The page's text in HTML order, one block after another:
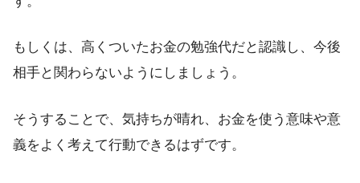
もしくは、高くついたお金の勉強代だと認識し、今後
相手と関わらないようにしましょう。
そうすることで、気持ちが晴れ、お金を使う意味や意
義をよく考えて行動できるはずです。